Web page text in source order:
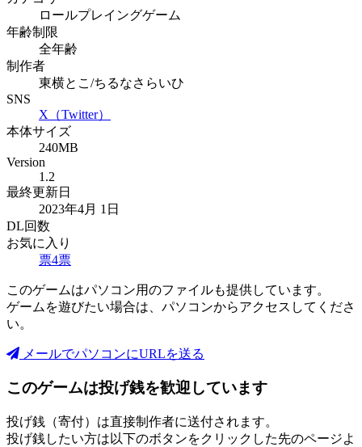
ロールプレイングゲーム
年齢制限
全年齢
制作者
東横とこ/ちるなさらいひ
SNS
X（Twitter）
本体サイズ
240MB
Version
1.2
最終更新日
2023年4月 1日
DL回数
お気に入り
票4票
このゲームはパソコン用のファイルも提供しています。
ゲームを遊びたい場合は、パソコンからアクセスしてくださ
い。
メールでパソコンにURLを送る
このゲームは投げ銭を歓迎しています
投げ銭（寄付）は直接制作者に送付されます。
投げ銭したい方は以下のボタンをクリックした先のページよ